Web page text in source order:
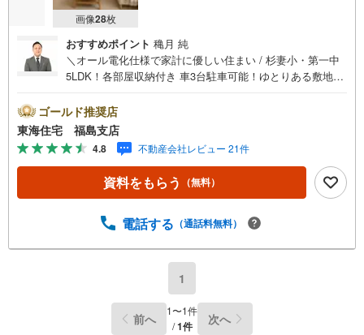
画像28枚
おすすめポイント 穐月 純
＼オール電化仕様で家計に優しい住まい / 杉妻小・第一中
5LDK！各部屋収納付き 車3台駐車可能！ゆとりある敷地で
かなロケーション 福島で31年の地域密着不動産会社です！
福島県出身スタッフが中心で、地元を熟知した暮らし目線
のご提案が強み。Google口コミでも 4.7の高評価をいただ
いています！実際のお客様の声も、ぜひ参考になさってく
ださい。＼住宅ローンのご相談は無料です！/「通るか
な…？」と不安な段階でも大丈夫です。自己資金が少ない
ライフプランシミュレーションも無料で、将来のことを一
店内にはキッズスペースをご用意しております。おむつ替
大丈夫ですので、安心してご来店くださいね。ご相談だけ
でも大歓迎です！迷っている今だからこそ、ぜひ一度お話
ししてみませんか？
ゴールド推奨店
東海住宅 福島支店
4.8 不動産会社レビュー 21件
資料をもらう （無料）
電話する （通話料無料）
1
前へ 1〜1件
/1件 次へ